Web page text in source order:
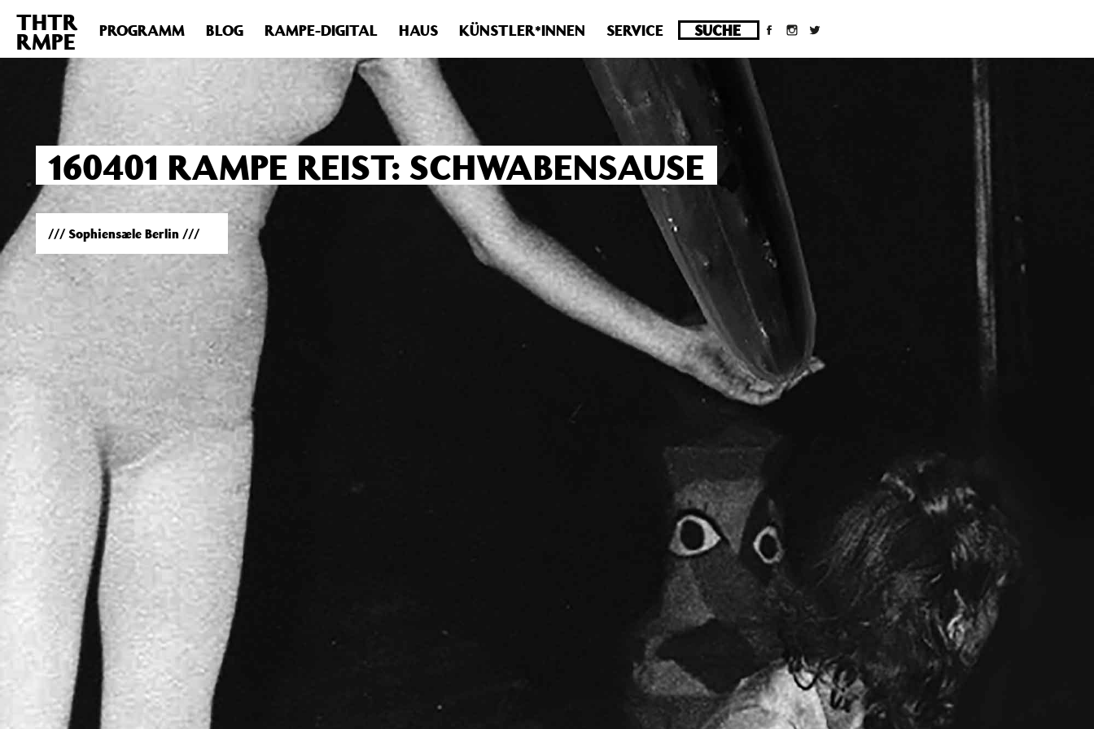
Deprecated : Die Funktion post_permalink ist seit Version 4.4.0 veraltet! Verwende stattdessen get_permalink(). in /homepages/10/d43051023/htdocs/wordpress/wp-
includes/functions.phpon line6031
THTR
RMPE PROGRAMM BLOG RAMPE-DIGITAL HAUS KÜNSTLER*INNEN SERVICE
160401 RAMPE REIST: SCHWABENSAUSE
/// Sophiensæle Berlin ///